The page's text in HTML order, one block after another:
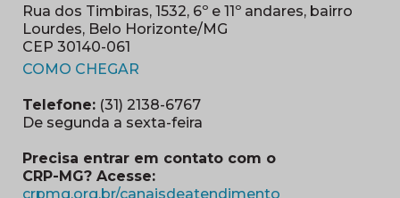
Rua dos Timbiras, 1532, 6º e 11º andares, bairro
Lourdes, Belo Horizonte/MG
CEP 30140-061
COMO CHEGAR
Telefone: (31) 2138-6767
De segunda a sexta-feira
Precisa entrar em contato com o
CRP-MG? Acesse:
crpmg.org.br/canaisdeatendimento